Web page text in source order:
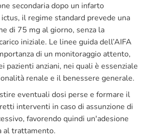
secondaria dopo un infarto
il regime standard prevede una
di 75 mg al giorno, senza la
iniziale. Le linee guida dell’AIFA
di un monitoraggio attento,
pazienti anziani, nei quali è essenziale
renale e il benessere generale.
eventuali dosi perse e formare il
interventi in caso di assunzione di
favorendo quindi un'adesione
al trattamento.